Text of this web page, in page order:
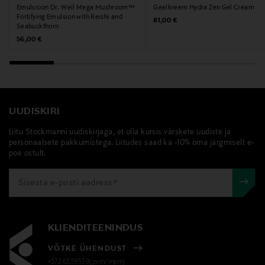
Emulsioon Dr. Weil Mega Mushroom™
Fortifying Emulsion with Reishi and
Seabuckthorn
Original Price
56,00 €
Geelkreem Hydra Zen Gel Cream
Original Price
81,00 €
UUDISKIRI
Liitu Stockmanni uudiskirjaga, et olla kursis värskete uudiste ja
personaalsete pakkumistega. Liitudes saad ka -10% oma järgmiselt e-
poe ostult.
KLIENDITEENINDUS
VÕTKE ÜHENDUST
+372 6339539(pvm/mpm)